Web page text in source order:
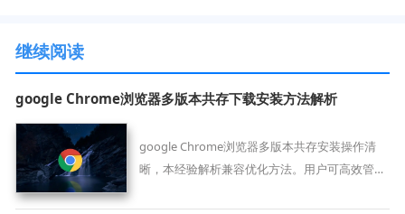
继续阅读
google Chrome浏览器多版本共存下载安装方法解析
google Chrome浏览器多版本共存安装操作清
晰，本经验解析兼容优化方法。用户可高效管理